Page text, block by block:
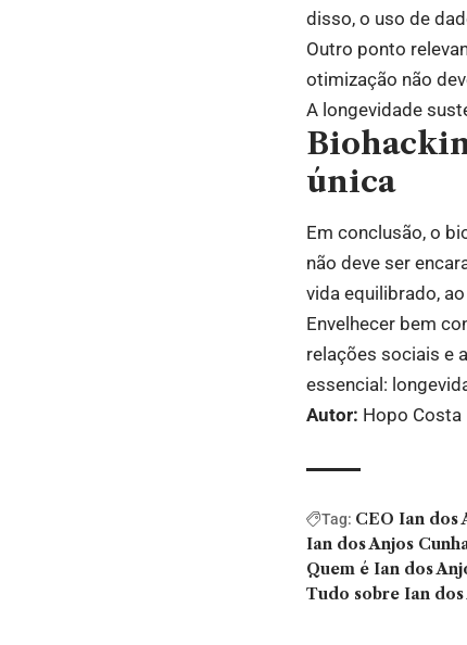
disso, o uso de
Outro ponto
otimização não
A longevidade
única
Em conclusão, o
não deve ser
vida equilibrado,
Envelhecer bem
relações sociais e
essencial:
Autor: Hopo Costa
Tag: CEO Ian dos
Ian dos Anjos
Quem é Ian dos
Tudo sobre Ian dos